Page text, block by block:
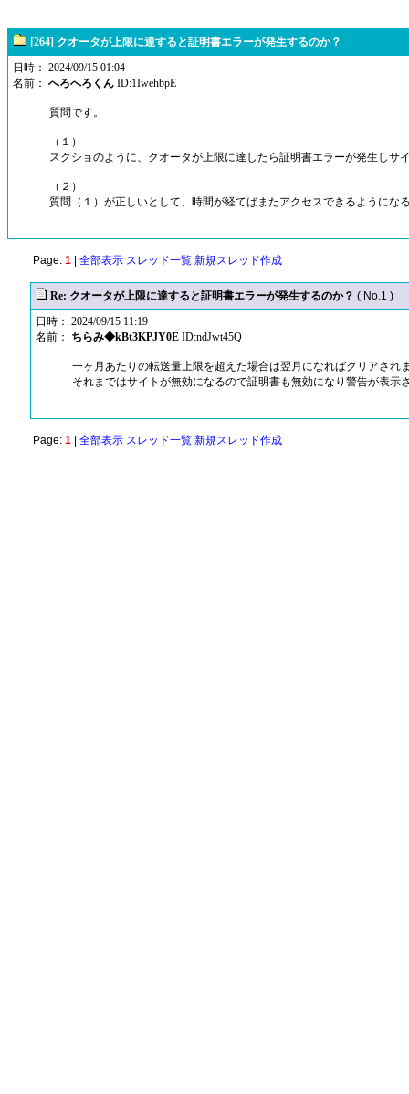
[264] クオータが上限に達すると証明書エラーが発生するのか？
日時： 2024/09/15 01:04
名前： へろへろくん ID:1IwehbpE
質問です。
（１）
スクショのように、クオータが上限に達したら証明書エラーが発生しサ
（２）
質問（１）が正しいとして、時間が経てばまたアクセスできるようにな
Page: 1| 全部表示 スレッド一覧 新規スレッド作成
Re: クオータが上限に達すると証明書エラーが発生するのか？ ( No.1 )
日時： 2024/09/15 11:19
名前：
ちらみ◆kBt3KPJY0EID:ndJwt45Q
一ヶ月あたりの転送量上限を超えた場合は翌月になればクリアされ
それまではサイトが無効になるので証明書も無効になり警告が表示
Page: 1| 全部表示 スレッド一覧 新規スレッド作成